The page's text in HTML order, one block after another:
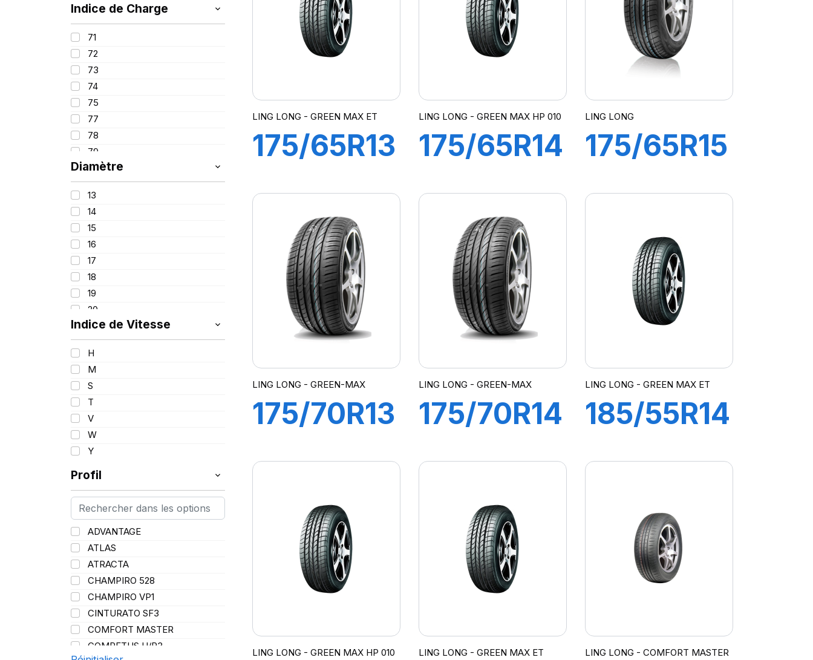
305
315
65
70
80
82
650
Indice de Charge
71
72
73
74
75
77
78
79
80
81
82
84
85
86
87
88
89
91
92
93
94
95
96
97
98
100
101
102
103
104
105
106
107
108
109
110
Diamètre
13
14
15
16
17
18
19
20
21
22
23
Indice de Vitesse
H
M
S
T
V
W
Y
Profil
ADVANTAGE
ATLAS
ATRACTA
CHAMPIRO 528
CHAMPIRO VP1
CINTURATO SF3
COMFORT MASTER
COMPETUS H/P3
LING LONG - GREEN MAX ET
175/65R13
GREEN
MAX ET
LING LONG - GREEN MAX HP 010
175/65R14
GREEN-
MAX
HP010
LING LONG
175/65R15
MAX
HP010
LING LONG - GREEN-MAX
175/70R13
MAX ET
LING LONG - GREEN-MAX
175/70R14
MAX ET
LING LONG - GREEN MAX ET
185/55R14
MAX
HP010
LING LONG - GREEN MAX HP 010 LING LONG - GREEN MAX ET LING LONG - COMFORT MASTER